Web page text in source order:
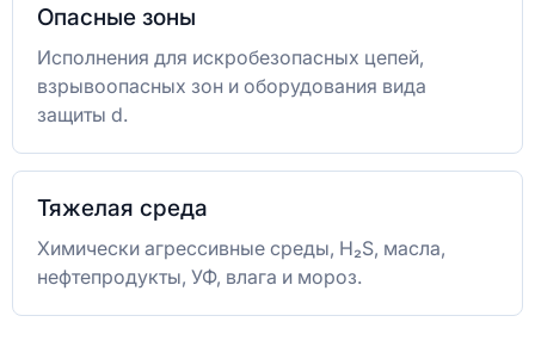
Опасные зоны
Исполнения для искробезопасных цепей,
взрывоопасных зон и оборудования вида
защиты d.
Тяжелая среда
Химически агрессивные среды, H₂S, масла,
нефтепродукты, УФ, влага и мороз.